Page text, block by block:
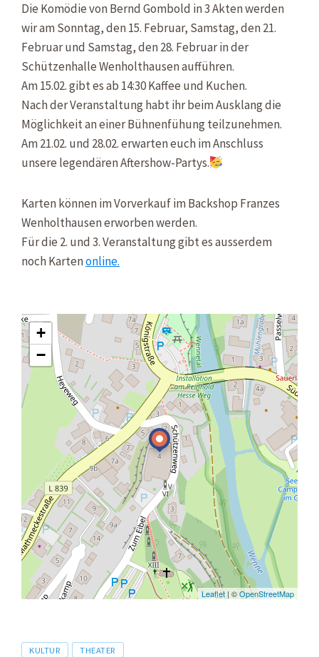
Die Komödie von Bernd Gombold in 3 Akten werden
wir am Sonntag, den 15. Februar, Samstag, den 21.
Februar und Samstag, den 28. Februar in der
Schützenhalle Wenholthausen aufführen.
Am 15.02. gibt es ab 14:30 Kaffee und Kuchen.
Nach der Veranstaltung habt ihr beim Ausklang die
Möglichkeit an einer Bühnenfühung teilzunehmen.
Am 21.02. und 28.02. erwarten euch im Anschluss
unsere legendären Aftershow-Partys.
Karten können im Vorverkauf im Backshop Franzes
Wenholthausen erworben werden.
Für die 2. und 3. Veranstaltung gibt es ausserdem
noch Kartenonline.
+
−
Leaflet | ©OpenStreetMap
Tags
KULTUR THEATER